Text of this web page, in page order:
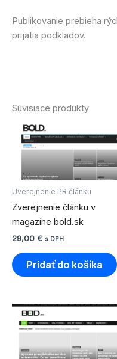
Publikovanie prebieha
prijatia podkladov.
Súvisiace produkty
Uverejnenie PR článku
Zverejnenie článku v
magazíne bold.sk
29,00 € s DPH
Pridať do košíka